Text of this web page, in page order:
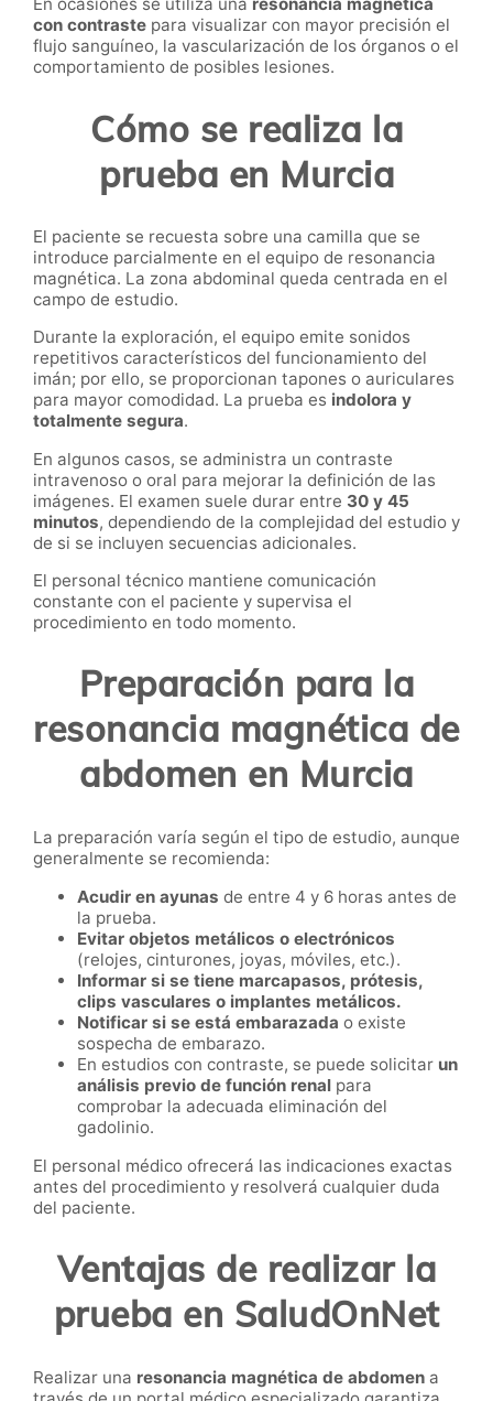
con contraste para visualizar con mayor precisión el
flujo sanguíneo, la vascularización de los órganos o el
comportamiento de posibles lesiones.
Cómo se realiza la
prueba en Murcia
El paciente se recuesta sobre una camilla que se
introduce parcialmente en el equipo de resonancia
magnética. La zona abdominal queda centrada en el
campo de estudio.
Durante la exploración, el equipo emite sonidos
repetitivos característicos del funcionamiento del
imán; por ello, se proporcionan tapones o auriculares
para mayor comodidad. La prueba es indolora y
totalmente segura.
En algunos casos, se administra un contraste
intravenoso o oral para mejorar la definición de las
imágenes. El examen suele durar entre 30 y 45
minutos, dependiendo de la complejidad del estudio y
de si se incluyen secuencias adicionales.
El personal técnico mantiene comunicación
constante con el paciente y supervisa el
procedimiento en todo momento.
Preparación para la
resonancia magnética de
abdomen en Murcia
La preparación varía según el tipo de estudio, aunque
generalmente se recomienda:
Acudir en ayunas de entre 4 y 6 horas antes de
la prueba.
Evitar objetos metálicos o electrónicos
(relojes, cinturones, joyas, móviles, etc.).
Informar si se tiene marcapasos, prótesis,
clips vasculares o implantes metálicos.
Notificar si se está embarazada o existe
sospecha de embarazo.
En estudios con contraste, se puede solicitar un
análisis previo de función renal para
comprobar la adecuada eliminación del
gadolinio.
El personal médico ofrecerá las indicaciones exactas
antes del procedimiento y resolverá cualquier duda
del paciente.
Ventajas de realizar la
prueba en SaludOnNet
Realizar una resonancia magnética de abdomen a